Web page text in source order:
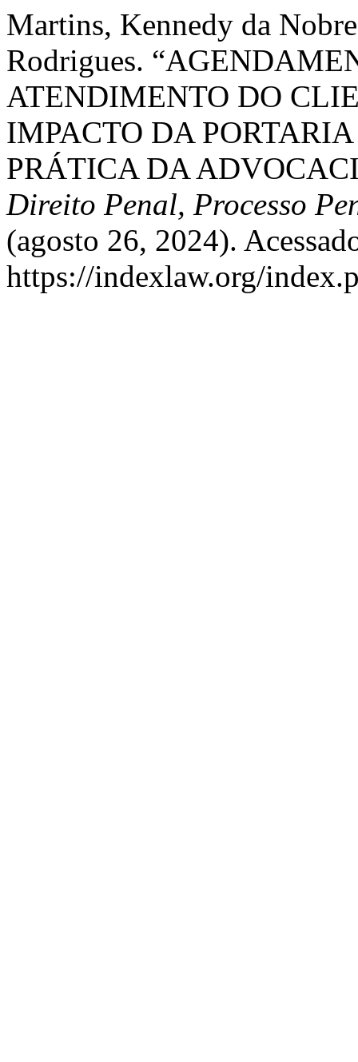
Martins, Kennedy da
Rodrigues.
ATENDIMENTO DO
IMPACTO DA
PRÁTICA DA
Direito Penal, Processo
(agosto 26, 2024).
https://indexlaw.org/